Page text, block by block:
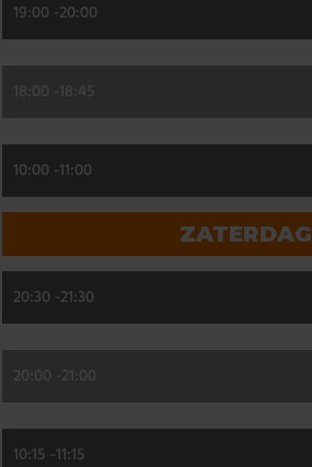
19:00 -20:00
18:00 - 18:45
10:00 -11:00
ZATERDAG
20:30 -21:30
20:00 - 21:00
10:15 -11:15